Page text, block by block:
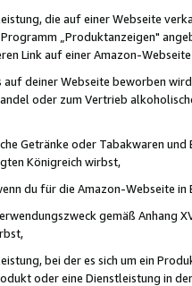
die auf einer Webseite
„Produktanzeigen"
Link auf einer Amazon-
deiner Webseite beworben
oder zum Vertrieb
Getränke oder Tabakwaren
Königreich wirbst,
du für die Amazon-Webseite in
gemäß Anhang
bei der es sich um ein
oder eine Dienstleistung in